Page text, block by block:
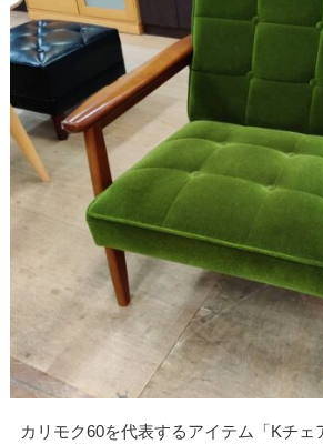
カリモク60を代表するアイテム「Kチェ